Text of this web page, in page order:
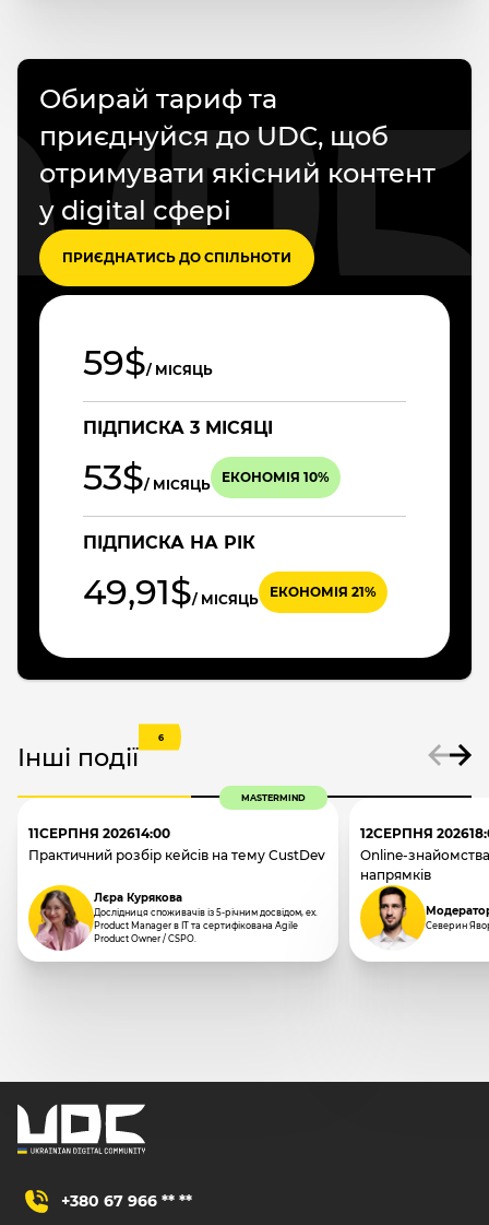
Обирай тариф та
приєднуйся до UDC, щоб
отримувати якісний контент
у digital сфері
ПРИЄДНАТИСЬ ДО СПІЛЬНОТИ
59$/ МІСЯЦЬ
ПІДПИСКА 3 МІСЯЦІ
53$/ МІСЯЦЬ ЕКОНОМІЯ 10%
ПІДПИСКА НА РІК
49,91$/ МІСЯЦЬ ЕКОНОМІЯ 21%
Інші події
6
MASTERMIND
11СЕРПНЯ 202614:00
Практичний розбір кейсів на тему CustDev
Лєра Курякова
Дослідниця споживачів із 5-річним досвідом, ex.
Product Manager в IT та сертифікована Agile
Product Owner / CSPO.
12СЕРПНЯ 2026
Online-
напрямків
Северин
+380 67 966 ** **